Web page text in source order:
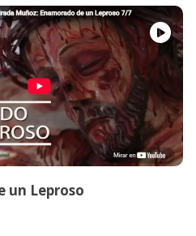
un Leproso